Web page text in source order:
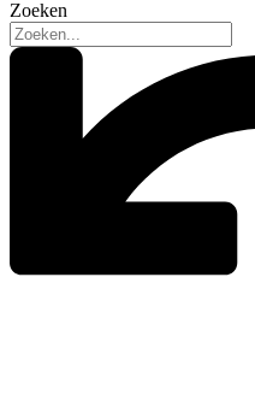
Zoeken